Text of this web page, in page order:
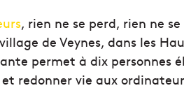
, rien ne se perd, rien ne
de Veynes, dans les
permet à dix personnes
redonner vie aux